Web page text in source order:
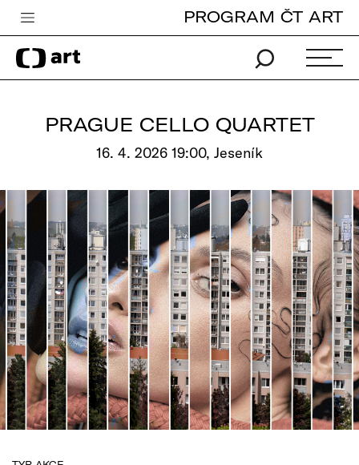
Česká televize
Zpravodajství
Pro děti
edu
Vše o ČT
PROGRAM ČT ART
PRAGUE CELLO QUARTET
16. 4. 2026 19:00, Jeseník